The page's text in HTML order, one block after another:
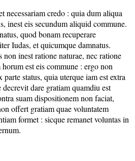
necessariam credo : quia dum aliqua
inest eis secundum aliquid commune.
quod bonam recuperare
Iudas, et quicumque damnatus.
inest ratione naturae, nec ratione
est eis commune : ergo non
status, quia uterque iam est extra
dare gratiam quamdiu est
suam dispositionem non faciat,
offert gratiam quae voluntatem
formet : sicque remanet voluntas in